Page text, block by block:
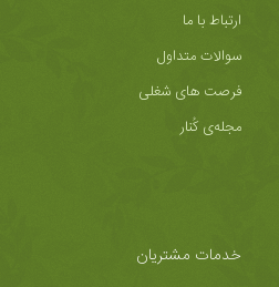
ارتباط با ما
سوالات متداول
فرصت های شغلی
مجله‌ی کُنار
خدمات مشتریان